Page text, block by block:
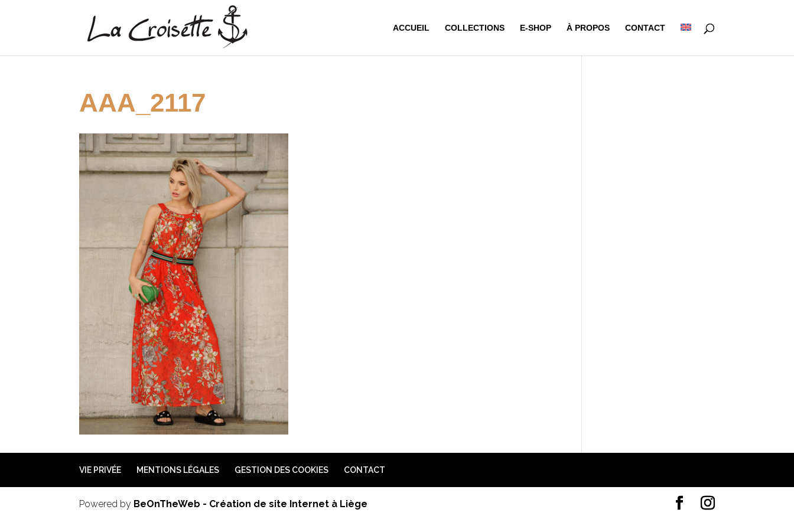
ACCUEIL COLLECTIONS E-SHOP À PROPOS CONTACT
AAA_2117
VIE PRIVÉE MENTIONS LÉGALES GESTION DES COOKIES CONTACT
Powered by BeOnTheWeb - Création de site Internet à Liège